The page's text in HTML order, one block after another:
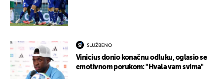
SLUŽBENO
Vinicius donio konačnu odluku, oglasio se
emotivnom porukom: "Hvala vam svima"